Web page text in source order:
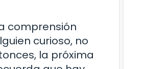
comprensión
curioso, no
la próxima